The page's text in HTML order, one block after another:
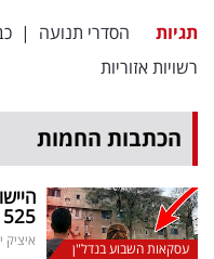
תגיות הסדרי תנועה |
רשויות אזוריות
הכתבות החמות
עסקאות השבוע בנדל"ן
525 אלף שקל
איציק